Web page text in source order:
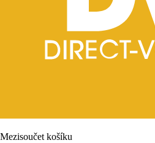
Mezisoučet košíku